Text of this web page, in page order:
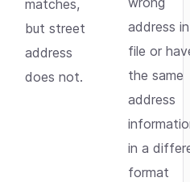
matches,
but street
address
does not.
address
file or
the same
address
in a
format